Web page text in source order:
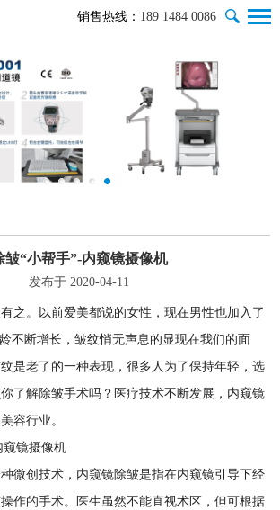
销售热线： 189 1484 0086
皱“小帮手”-内窥镜摄像机
发布于 2020-04-11
之。以前爱美都说的女性，现在男性也加入了
不断增长，皱纹悄无声息的显现在我们的面
是老了的一种表现，很多人为了保持年轻，选
了解除皱手术吗？医疗技术不断发展，内窥镜
容行业。
窥镜摄像机
微创技术，内窥镜除皱是指在内窥镜引导下经
作的手术。医生虽然不能直视术区，但可根据